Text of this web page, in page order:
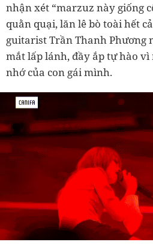
nhận xét “marzuz này giống
quằn quại, lăn lê bò toài hết
guitarist Trần Thanh Phương
mắt lấp lánh, đầy ắp tự hào
nhớ của con gái mình.